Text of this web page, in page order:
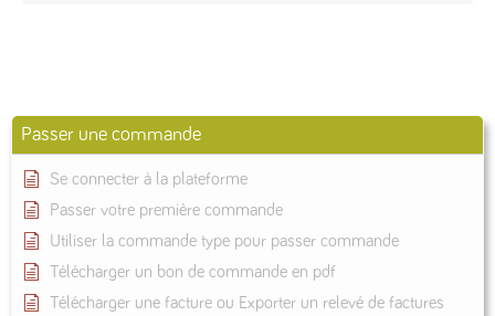
Passer une commande
Se connecter à la plateforme
Passer votre première commande
Utiliser la commande type pour passer commande
Télécharger un bon de commande en pdf
Télécharger une facture ou Exporter un relevé de factures